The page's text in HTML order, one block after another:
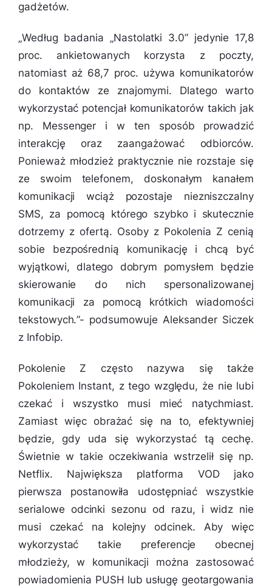
gadżetów.
„Według badania „Nastolatki 3.0” jedynie 17,8
proc. ankietowanych korzysta z poczty,
natomiast aż 68,7 proc. używa komunikatorów
do kontaktów ze znajomymi. Dlatego warto
wykorzystać potencjał komunikatorów takich jak
np. Messenger i w ten sposób prowadzić
interakcję oraz zaangażować odbiorców.
Ponieważ młodzież praktycznie nie rozstaje się
ze swoim telefonem, doskonałym kanałem
komunikacji wciąż pozostaje niezniszczalny
SMS, za pomocą którego szybko i skutecznie
dotrzemy z ofertą. Osoby z Pokolenia Z cenią
sobie bezpośrednią komunikację i chcą być
wyjątkowi, dlatego dobrym pomysłem będzie
skierowanie do nich spersonalizowanej
komunikacji za pomocą krótkich wiadomości
tekstowych.”- podsumowuje Aleksander Siczek
z Infobip.
Pokolenie Z często nazywa się także
Pokoleniem Instant, z tego względu, że nie lubi
czekać i wszystko musi mieć natychmiast.
Zamiast więc obrażać się na to, efektywniej
będzie, gdy uda się wykorzystać tą cechę.
Świetnie w takie oczekiwania wstrzelił się np.
Netflix. Największa platforma VOD jako
pierwsza postanowiła udostępniać wszystkie
serialowe odcinki sezonu od razu, i widz nie
musi czekać na kolejny odcinek. Aby więc
wykorzystać takie preferencje obecnej
młodzieży, w komunikacji można zastosować
powiadomienia PUSH lub usługę geotargowania